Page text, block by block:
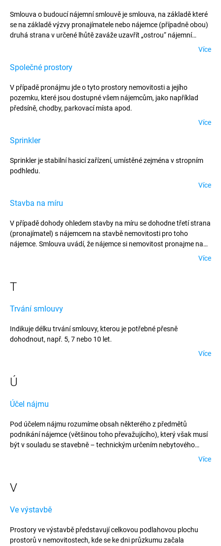
Smlouva o budoucí nájemní smlouvě je smlouva, na základě které
se na základě výzvy pronajímatele nebo nájemce (případně obou)
druhá strana v určené lhůtě zaváže uzavřít „ostrou“ nájemní
smlouvy se často váže na splnění určených podmínek, které
Více
Společné prostory
V případě pronájmu jde o tyto prostory nemovitosti a jejího
pozemku, které jsou dostupné všem nájemcům, jako například
předsíně, chodby, parkovací místa apod.
Více
Sprinkler
Sprinkler je stabilní hasicí zařízení, umístěné zejména v stropním
podhledu.
Více
Stavba na míru
V případě dohody ohledem stavby na míru se dohodne třetí strana
(pronajímatel) s nájemcem na stavbě nemovitosti pro toho
nájemce. Smlouva uvádí, že nájemce si nemovitost pronajme na
Více
T
Trvání smlouvy
Indikuje délku trvání smlouvy, kterou je potřebné přesně
dohodnout, např. 5, 7 nebo 10 let.
Více
Ú
Účel nájmu
Pod účelem nájmu rozumíme obsah některého z předmětů
podnikání nájemce (většinou toho převažujícího), který však musí
být v souladu se stavebně – technickým určením nebytového
Více
V
Ve výstavbě
Prostory ve výstavbě představují celkovou podlahovou plochu
prostorů v nemovitostech, kde se ke dni průzkumu začala